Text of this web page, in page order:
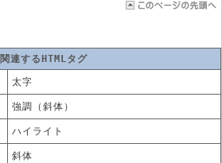
関連するHTMLタグ
太字
強調（斜体）
ハイライト
斜体